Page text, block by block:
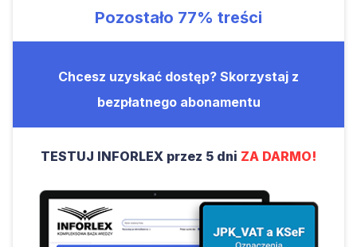
Pozostało 77% treści
Chcesz uzyskać dostęp? Skorzystaj z
bezpłatnego abonamentu
TESTUJ INFORLEX przez 5 dni ZA DARMO!